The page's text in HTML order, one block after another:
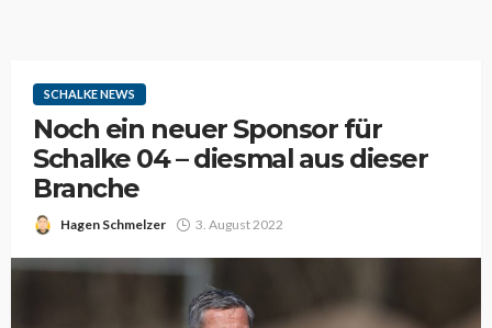
SCHALKE NEWS
Noch ein neuer Sponsor für
Schalke 04 – diesmal aus dieser
Branche
Hagen Schmelzer 3. August 2022